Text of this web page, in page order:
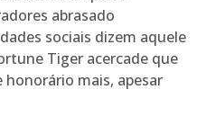
abrasado
sociais dizem aquele
Tiger acercade que
mais, apesar